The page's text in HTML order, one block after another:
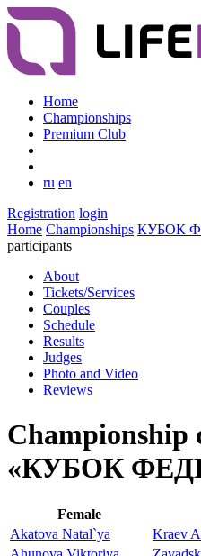
Home
Championships
Premium Club
ru en
Registration login
Home Championships КУБОК
participants
About
Tickets/Services
Couples
Schedule
Results
Judges
Photo and Video
Reviews
Championship
«КУБОК
Female
Akatova Natal`ya
Kraev